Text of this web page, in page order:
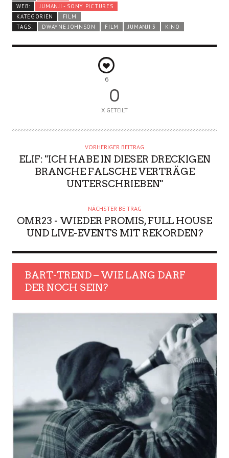
WEB:
JUMANJI - SONY PICTURES
KATEGORIEN
FILM
TAGS:
DWAYNE JOHNSON FILM JUMANJI 3 KINO
6
0
X GETEILT
VORHERIGER BEITRAG
ELIF: "ICH HABE IN DIESER DRECKIGEN
BRANCHE FALSCHE VERTRÄGE
UNTERSCHRIEBEN"
NÄCHSTER BEITRAG
OMR23 - WIEDER PROMIS, FULL HOUSE
UND LIVE-EVENTS MIT REKORDEN?
BART-TREND – WIE LANG DARF
DER NOCH SEIN?